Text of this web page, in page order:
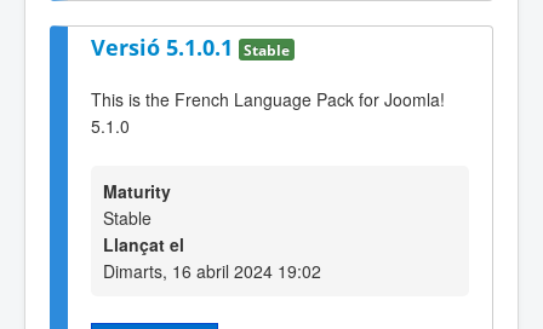
Versió 5.1.0.1 Stable
This is the French Language Pack for Joomla!
5.1.0
Maturity
Stable
Llançat el
Dimarts, 16 abril 2024 19:02